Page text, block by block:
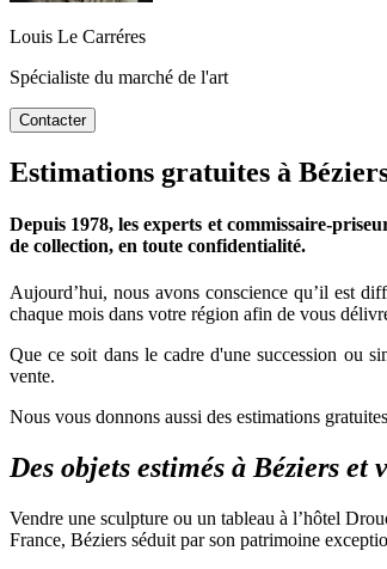
Louis Le Carréres
Spécialiste du marché de l'art
Contacter
Estimations gratuites à
Depuis 1978,les experts et commissaire-
de collection, en toute confidentialité.
Aujourd’hui, nous avons conscience qu’il est
chaque mois dans votre région afin de vous
Que ce soit dans le cadre d'une succession ou
vente.
Nous vous donnons aussi des estimations
Des objets estimés à Béziers et
Vendre une sculpture ou un tableau à l’hôtel
France, Béziers séduit par son patrimoine